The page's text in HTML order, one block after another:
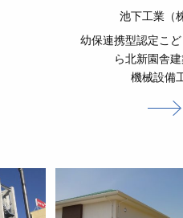
池下工業（
幼保連携型認定こ
ら北新園舎
機械設備